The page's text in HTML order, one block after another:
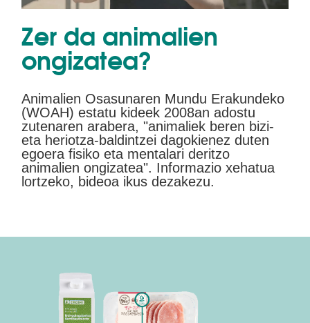
Zer da animalien
ongizatea?
Animalien Osasunaren Mundu Erakundeko
(WOAH) estatu kideek 2008an adostu
zutenaren arabera, "animaliek beren bizi-
eta heriotza-baldintzei dagokienez duten
egoera fisiko eta mentalari deritzo
animalien ongizatea". Informazio xehatua
lortzeko, bideoa ikus dezakezu.